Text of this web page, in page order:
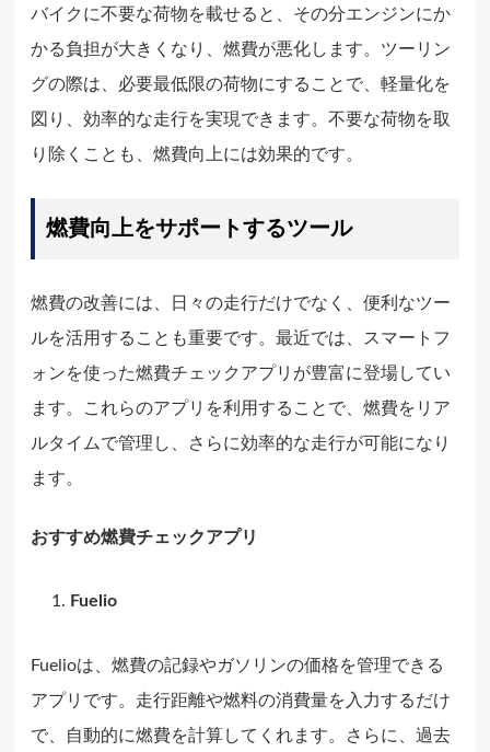
バイクに不要な荷物を載せると、その分エンジンにか
かる負担が大きくなり、燃費が悪化します。ツーリン
グの際は、必要最低限の荷物にすることで、軽量化を
図り、効率的な走行を実現できます。不要な荷物を取
り除くことも、燃費向上には効果的です。
燃費向上をサポートするツール
燃費の改善には、日々の走行だけでなく、便利なツー
ルを活用することも重要です。最近では、スマートフ
ォンを使った燃費チェックアプリが豊富に登場してい
ます。これらのアプリを利用することで、燃費をリア
ルタイムで管理し、さらに効率的な走行が可能になり
ます。
おすすめ燃費チェックアプリ
Fuelio
Fuelioは、燃費の記録やガソリンの価格を管理できる
アプリです。走行距離や燃料の消費量を入力するだけ
で、自動的に燃費を計算してくれます。さらに、過去